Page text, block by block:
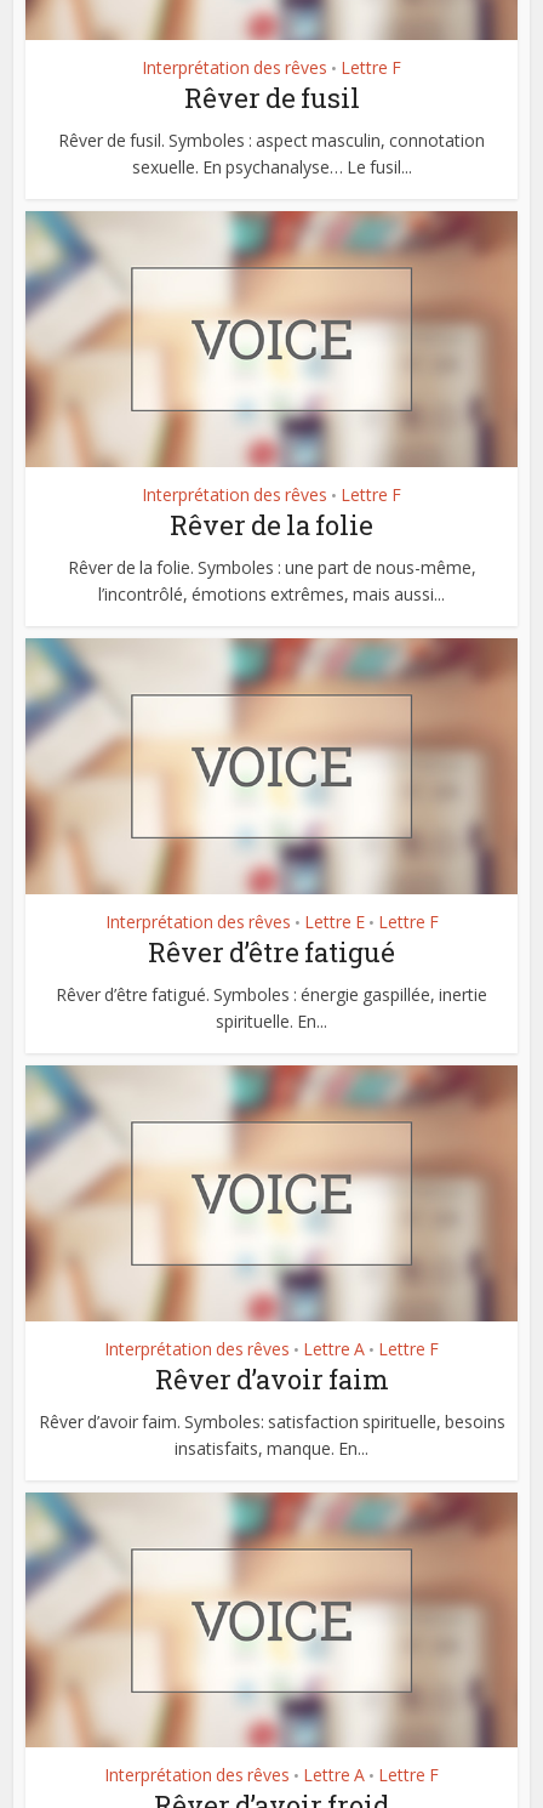
Interprétation des rêves • Lettre F
Rêver de fusil
Rêver de fusil. Symboles : aspect masculin, connotation
sexuelle. En psychanalyse… Le fusil...
Interprétation des rêves • Lettre F
Rêver de la folie
Rêver de la folie. Symboles : une part de nous-même,
l’incontrôlé, émotions extrêmes, mais aussi...
Interprétation des rêves • Lettre E • Lettre F
Rêver d’être fatigué
Rêver d’être fatigué. Symboles : énergie gaspillée, inertie
spirituelle. En...
Interprétation des rêves • Lettre A • Lettre F
Rêver d’avoir faim
Rêver d’avoir faim. Symboles: satisfaction spirituelle, besoins
insatisfaits, manque. En...
Interprétation des rêves • Lettre A • Lettre F